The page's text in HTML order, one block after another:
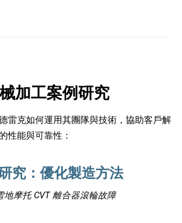
加工案例研究
雷克如何運用其團隊與技術，協助客戶解
性能與可靠性：
究：優化製造方法
地摩托 CVT 離合器滾輪故障